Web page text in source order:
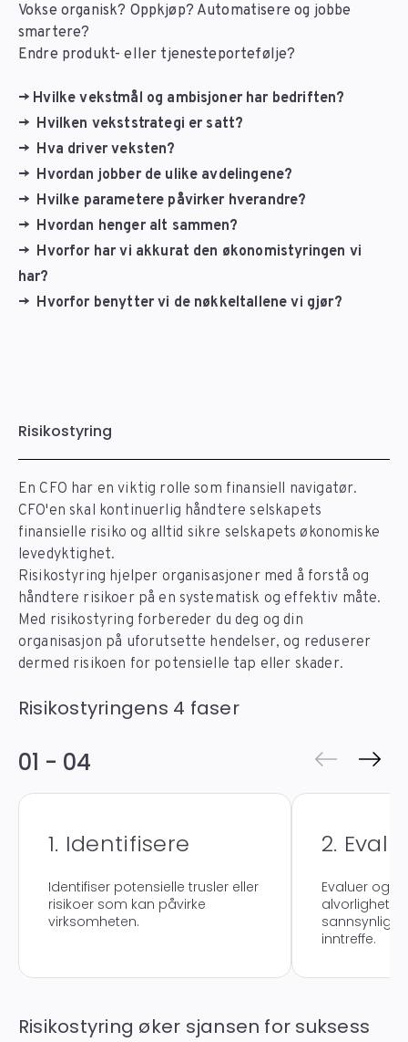
Vokse organisk? Oppkjøp? Automatisere og jobbe
smartere?
Endre produkt- eller tjenesteportefølje?
→ Hvilke vekstmål og ambisjoner har bedriften?
→ Hvilken vekststrategi er satt?
→ Hva driver veksten?
→ Hvordan jobber de ulike avdelingene?
→ Hvilke parametere påvirker hverandre?
→ Hvordan henger alt sammen?
→ Hvorfor har vi akkurat den økonomistyringen vi
har?
→ Hvorfor benytter vi de nøkkeltallene vi gjør?
Risikostyring
En CFO har en viktig rolle som finansiell navigatør.
CFO'en skal kontinuerlig håndtere selskapets
finansielle risiko og alltid sikre selskapets økonomiske
levedyktighet.
Risikostyring hjelper organisasjoner med å forstå og
håndtere risikoer på en systematisk og effektiv måte.
Med risikostyring forbereder du deg og din
organisasjon på uforutsette hendelser, og reduserer
dermed risikoen for potensielle tap eller skader.
Risikostyringens 4 faser
01 - 04
1. Identifisere
Identifiser potensielle trusler eller
risikoer som kan påvirke
virksomheten.
2.
Evaluer og
inntreffe.
Risikostyring øker sjansen for suksess